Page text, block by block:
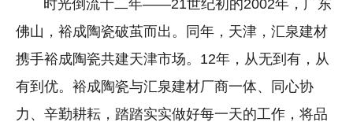
时光倒流十二年——21世纪初的2002年，广东
佛山，裕成陶瓷破茧而出。同年，天津，汇泉建材
携手裕成陶瓷共建天津市场。12年，从无到有，从
有到优。裕成陶瓷与汇泉建材厂商一体、同心协
力、辛勤耕耘，踏踏实实做好每一天的工作，将品